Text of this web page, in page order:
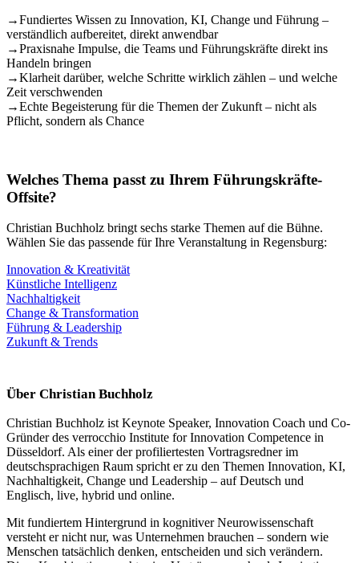
→Fundiertes Wissen zu Innovation, KI, Change und Führung –
verständlich aufbereitet, direkt anwendbar
→Praxisnahe Impulse, die Teams und Führungskräfte direkt ins
Handeln bringen
→Klarheit darüber, welche Schritte wirklich zählen – und welche
Zeit verschwenden
→Echte Begeisterung für die Themen der Zukunft – nicht als
Pflicht, sondern als Chance
Welches Thema passt zu Ihrem Führungskräfte-
Offsite?
Christian Buchholz bringt sechs starke Themen auf die Bühne.
Wählen Sie das passende für Ihre Veranstaltung in Regensburg:
Innovation & Kreativität
Künstliche Intelligenz
Nachhaltigkeit
Change & Transformation
Führung & Leadership
Zukunft & Trends
Über Christian Buchholz
Christian Buchholz ist Keynote Speaker, Innovation Coach und Co-
Gründer des verrocchio Institute for Innovation Competence in
Düsseldorf. Als einer der profiliertesten Vortragsredner im
deutschsprachigen Raum spricht er zu den Themen Innovation, KI,
Nachhaltigkeit, Change und Leadership – auf Deutsch und
Englisch, live, hybrid und online.
Mit fundiertem Hintergrund in kognitiver Neurowissenschaft
versteht er nicht nur, was Unternehmen brauchen – sondern wie
Menschen tatsächlich denken, entscheiden und sich verändern.